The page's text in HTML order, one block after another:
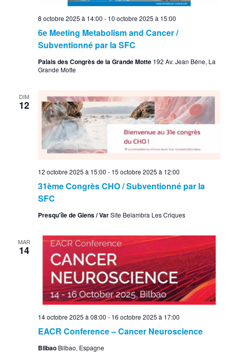
6e Meeting Metabolism and Cancer /
Subventionné par la SFC
8 octobre 2025 à 14:00 - 10 octobre 2025 à 15:00
Palais des Congrès de la Grande Motte 192 Av. Jean Béne, La
Grande Motte
DIM
12
31ème Congrès CHO / Subventionné par la
SFC
12 octobre 2025 à 15:00 - 15 octobre 2025 à 12:00
Presqu'île de Giens / VarSite Belambra Les Criques
MAR
14
EACR Conference – Cancer Neuroscience
14 octobre 2025 à 08:00 - 16 octobre 2025 à 17:00
Bilbao Bilbao, Espagne